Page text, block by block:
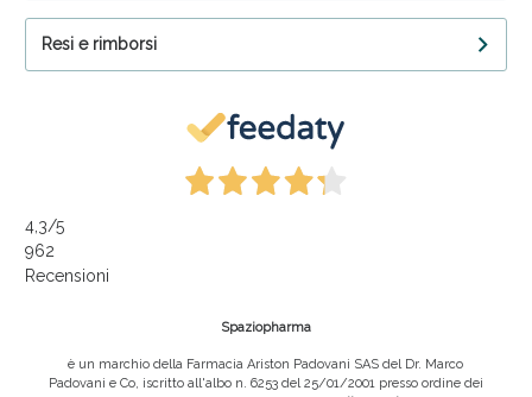
Resi e rimborsi
4,3/5
962
Recensioni
Spaziopharma
è un marchio della Farmacia Ariston Padovani SAS del Dr. Marco
Padovani e Co, iscritto all'albo n. 6253 del 25/01/2001 presso ordine dei